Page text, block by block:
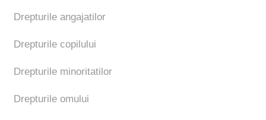
Drepturile angajatilor
Drepturile copilului
Drepturile minoritatilor
Drepturile omului